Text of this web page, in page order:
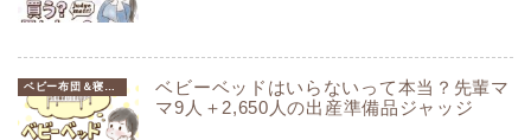
ベビーベッドはいらないって本当？先輩マ
マ9人＋2,650人の出産準備品ジャッジ